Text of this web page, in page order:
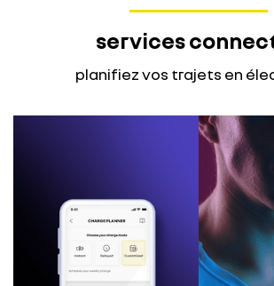
services
planifiez vos trajets en